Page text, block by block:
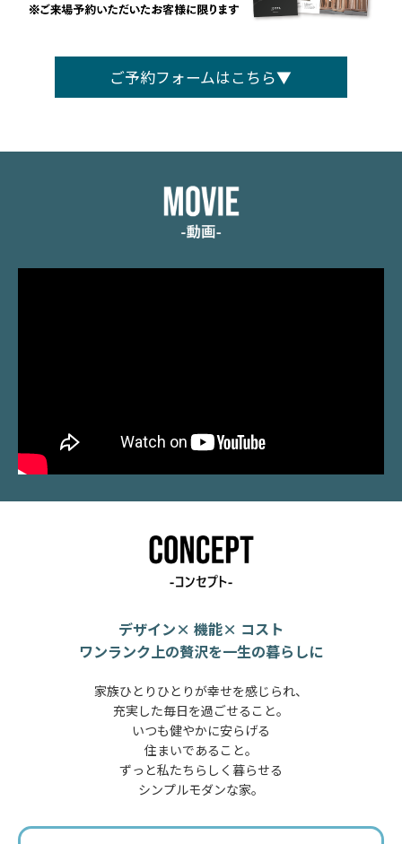
ご予約フォームはこちら▼
デザイン× 機能× コスト
ワンランク上の贅沢を一生の暮らしに
家族ひとりひとりが幸せを感じられ、
充実した毎日を過ごせること。
いつも健やかに安らげる
住まいであること。
ずっと私たちらしく暮らせる
シンプルモダンな家。